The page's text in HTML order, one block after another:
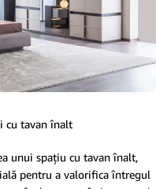
cu tavan înalt
unui spațiu cu tavan înalt,
pentru a valorifica întregul